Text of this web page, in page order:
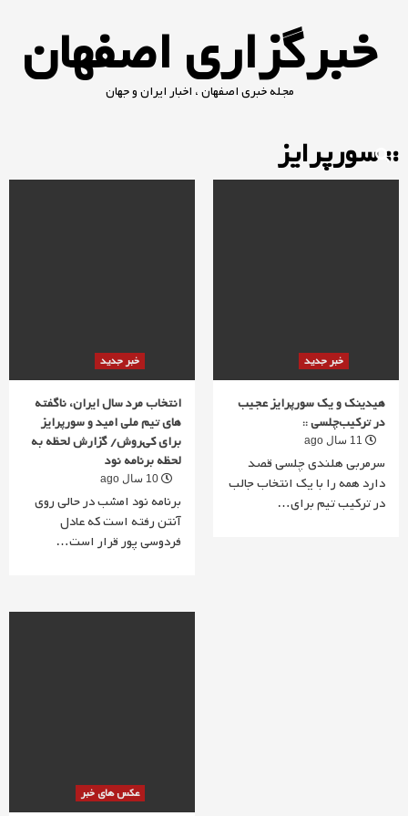
contentخبرگزاری اصفهان
مجله خبری اصفهان ، اخبار ایران و جهان
:: سورپرایز
خبر جدید
انتخاب مرد سال ایران، ناگفته
های تیم ملی امید و سورپرایز
برای کی‌‍روش/ گزارش لحظه به
لحظه برنامه نود
برنامه نود امشب در حالی روی
آنتن رفته است که عادل
فردوسی پور قرار است…
خبر جدید
هیدینک و یک‌ سورپرایز عجیب
در ترکیب‌چلسی ::
سرمربی هلندی چلسی قصد
دارد همه را با یک انتخاب جالب
در ترکیب تیم برای…
عکس های خبر